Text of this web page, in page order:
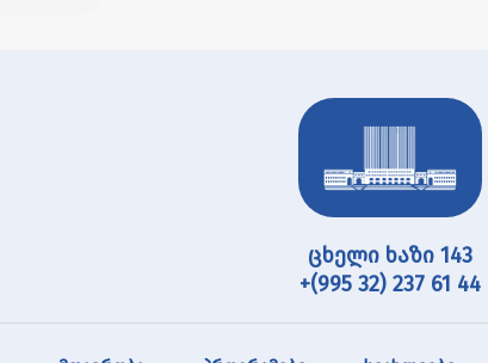
ცხელი ხაზი 143
+(995 32) 237 61 44